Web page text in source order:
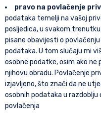
pravo na povlačenje
podataka temelji na vašoj
posljedica, u svakom
pisane obavijesti o
podataka. U tom slučaju mi
osobne podatke, osim ako ne
njihovu obradu. Povlačenje
izjavljeno, što znači da ne
osobnih podataka u razdoblju
povlačenja